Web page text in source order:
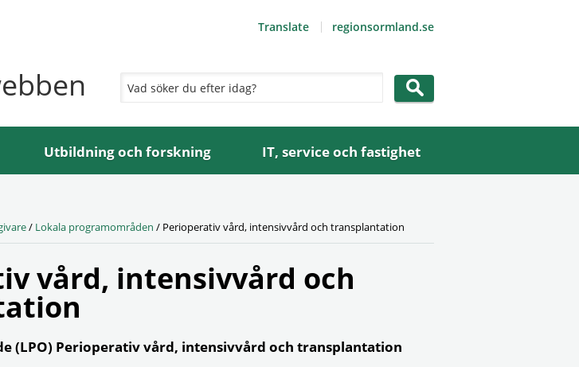
Translate regionsormland.se
Utbildning och forskning IT, service och fastighet
/ Lokala programområden / Perioperativ vård, intensivvård och transplantation
vård, intensivvård och
(LPO) Perioperativ vård, intensivvård och transplantation